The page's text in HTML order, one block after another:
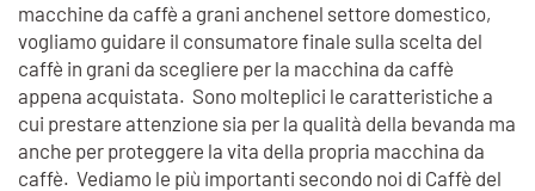
macchine da caffè a grani anchenel settore domestico,
vogliamo guidare il consumatore finale sulla scelta del
caffè in grani da scegliere per la macchina da caffè
appena acquistata. Sono molteplici le caratteristiche a
cui prestare attenzione sia per la qualità della bevanda ma
anche per proteggere la vita della propria macchina da
caffè. Vediamo le più importanti secondo noi di Caffè del